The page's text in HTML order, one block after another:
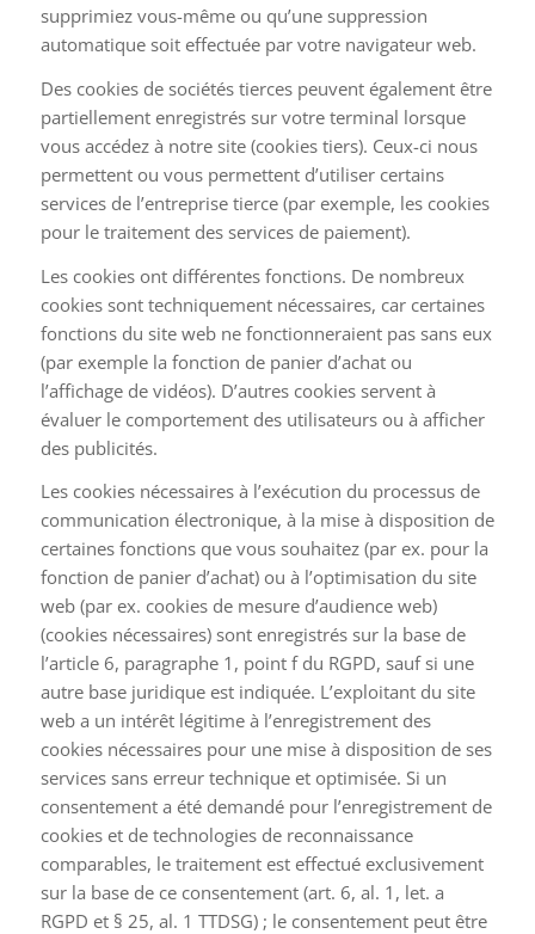
supprimiez vous-même ou qu’une suppression
automatique soit effectuée par votre navigateur web.
Des cookies de sociétés tierces peuvent également être
partiellement enregistrés sur votre terminal lorsque
vous accédez à notre site (cookies tiers). Ceux-ci nous
permettent ou vous permettent d’utiliser certains
services de l’entreprise tierce (par exemple, les cookies
pour le traitement des services de paiement).
Les cookies ont différentes fonctions. De nombreux
cookies sont techniquement nécessaires, car certaines
fonctions du site web ne fonctionneraient pas sans eux
(par exemple la fonction de panier d’achat ou
l’affichage de vidéos). D’autres cookies servent à
évaluer le comportement des utilisateurs ou à afficher
des publicités.
Les cookies nécessaires à l’exécution du processus de
communication électronique, à la mise à disposition de
certaines fonctions que vous souhaitez (par ex. pour la
fonction de panier d’achat) ou à l’optimisation du site
web (par ex. cookies de mesure d’audience web)
(cookies nécessaires) sont enregistrés sur la base de
l’article 6, paragraphe 1, point f du RGPD, sauf si une
autre base juridique est indiquée. L’exploitant du site
web a un intérêt légitime à l’enregistrement des
cookies nécessaires pour une mise à disposition de ses
services sans erreur technique et optimisée. Si un
consentement a été demandé pour l’enregistrement de
cookies et de technologies de reconnaissance
comparables, le traitement est effectué exclusivement
sur la base de ce consentement (art. 6, al. 1, let. a
RGPD et § 25, al. 1 TTDSG) ; le consentement peut être